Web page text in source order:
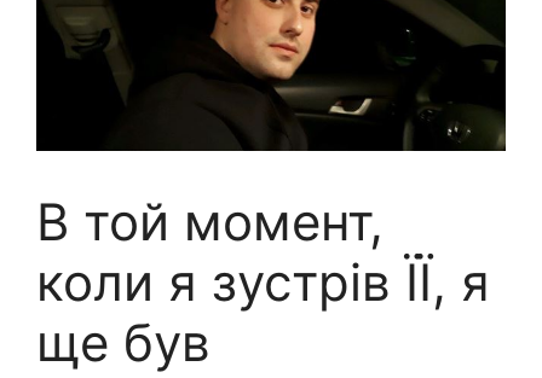
В той момент,
коли я зустрів ЇЇ, я
ще був